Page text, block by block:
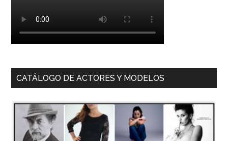
CATÁLOGO DE ACTORES Y MODELOS